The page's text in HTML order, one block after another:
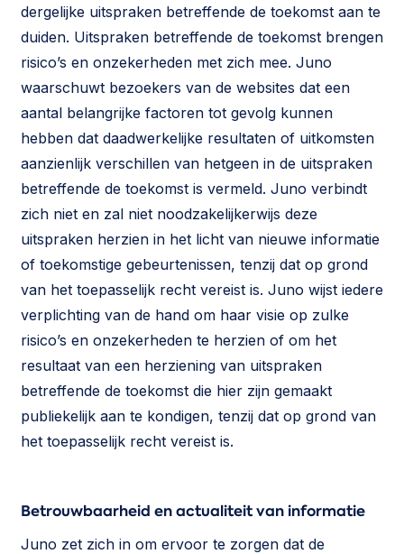
dergelijke uitspraken betreffende de toekomst aan te
duiden. Uitspraken betreffende de toekomst brengen
risico’s en onzekerheden met zich mee. Juno
waarschuwt bezoekers van de websites dat een
aantal belangrijke factoren tot gevolg kunnen
hebben dat daadwerkelijke resultaten of uitkomsten
aanzienlijk verschillen van hetgeen in de uitspraken
betreffende de toekomst is vermeld. Juno verbindt
zich niet en zal niet noodzakelijkerwijs deze
uitspraken herzien in het licht van nieuwe informatie
of toekomstige gebeurtenissen, tenzij dat op grond
van het toepasselijk recht vereist is. Juno wijst iedere
verplichting van de hand om haar visie op zulke
risico’s en onzekerheden te herzien of om het
resultaat van een herziening van uitspraken
betreffende de toekomst die hier zijn gemaakt
publiekelijk aan te kondigen, tenzij dat op grond van
het toepasselijk recht vereist is.
Betrouwbaarheid en actualiteit van informatie
Juno zet zich in om ervoor te zorgen dat de